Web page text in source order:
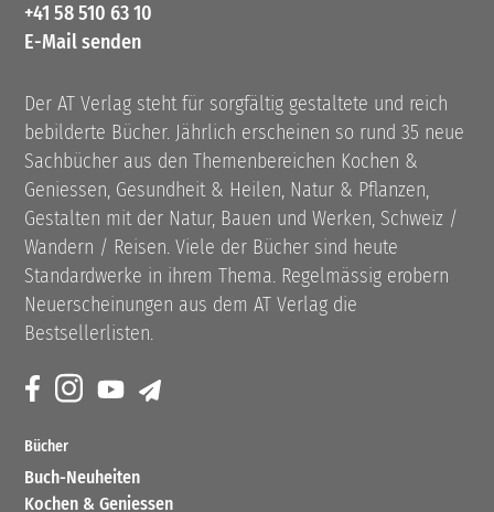
+41 58 510 63 10
E-Mail senden
Der AT Verlag steht für sorgfältig gestaltete und reich
bebilderte Bücher. Jährlich erscheinen so rund 35 neue
Sachbücher aus den Themenbereichen Kochen &
Geniessen, Gesundheit & Heilen, Natur & Pflanzen,
Gestalten mit der Natur, Bauen und Werken, Schweiz /
Wandern / Reisen. Viele der Bücher sind heute
Standardwerke in ihrem Thema. Regelmässig erobern
Neuerscheinungen aus dem AT Verlag die
Bestsellerlisten.
Bücher
Buch-Neuheiten
Kochen & Geniessen